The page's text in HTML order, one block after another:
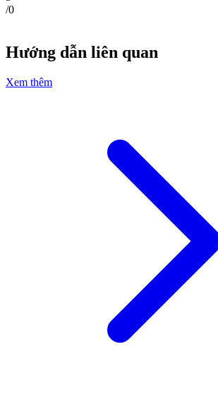
/0
Hướng dẫn liên quan
Xem thêm